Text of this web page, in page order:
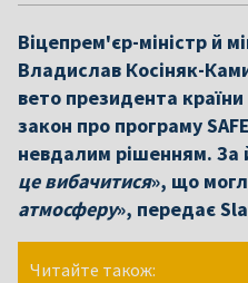
Віцепрем'єр-міністр й
Владислав Косіняк-
вето президента
закон про програму
невдалим рішенням. За
це вибачитися», що
атмосферу», передає
Читайте також: